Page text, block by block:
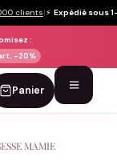
clients|⚡ Expédié sous
:
-20%
Panier
MAMIE